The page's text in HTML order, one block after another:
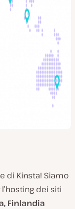
di Kinsta! Siamo
dei siti
Finlandia